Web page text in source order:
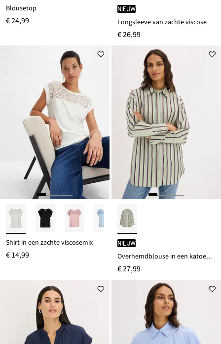
Blousetop
€ 24,99
Nieuw
Longsleeve van zachte viscose
€ 26,99
Shirt in een zachte viscosemix
€ 14,99
Nieuw
Overhemdblouse in een katoenmix
€ 27,99